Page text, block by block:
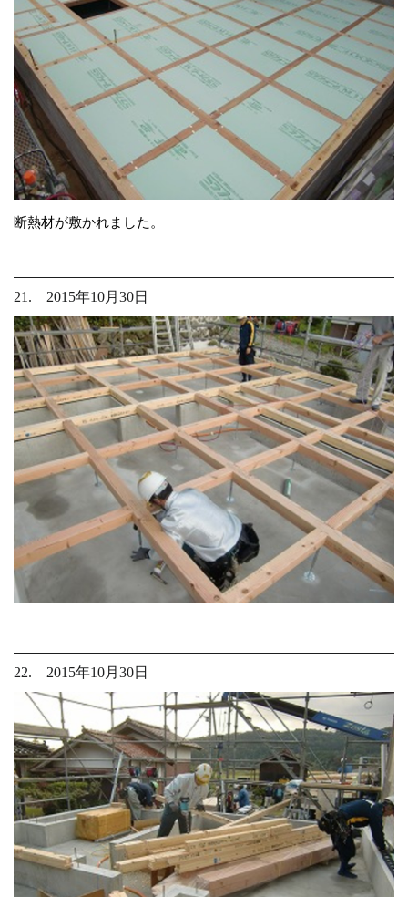
断熱材が敷かれました。
21. 2015年10月30日
22. 2015年10月30日